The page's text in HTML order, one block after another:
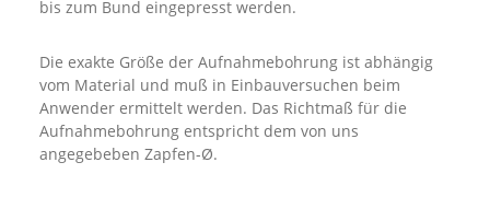
bis zum Bund eingepresst werden.
Die exakte Größe der Aufnahmebohrung ist abhängig
vom Material und muß in Einbauversuchen beim
Anwender ermittelt werden. Das Richtmaß für die
Aufnahmebohrung entspricht dem von uns
angegebeben Zapfen-Ø.